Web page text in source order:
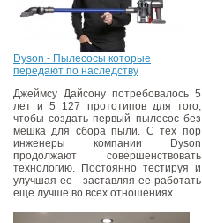
Dyson - Пылесосы которые
передают по наследству
Джеймсу Дайсону потребовалось 5
лет и 5 127 прототипов для того,
чтобы создать первый пылесос без
мешка для сбора пыли. С тех пор
инженеры компании Dyson
продолжают совершенствовать
технологию. Постоянно тестируя и
улучшая ее - заставляя ее работать
еще лучше во всех отношениях.